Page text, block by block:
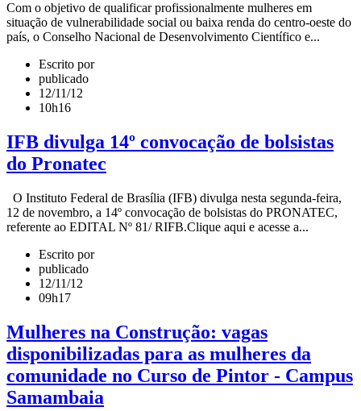
Com o objetivo de qualificar profissionalmente mulheres em
situação de vulnerabilidade social ou baixa renda do centro-oeste do
país, o Conselho Nacional de Desenvolvimento Científico e...
Escrito por
publicado
12/11/12
10h16
IFB divulga 14º convocação de bolsistas
do Pronatec
O Instituto Federal de Brasília (IFB) divulga nesta segunda-feira,
12 de novembro, a 14º convocação de bolsistas do PRONATEC,
referente ao EDITAL Nº 81/ RIFB.Clique aqui e acesse a...
Escrito por
publicado
12/11/12
09h17
Mulheres na Construção: vagas
disponibilizadas para as mulheres da
comunidade no Curso de Pintor - Campus
Samambaia